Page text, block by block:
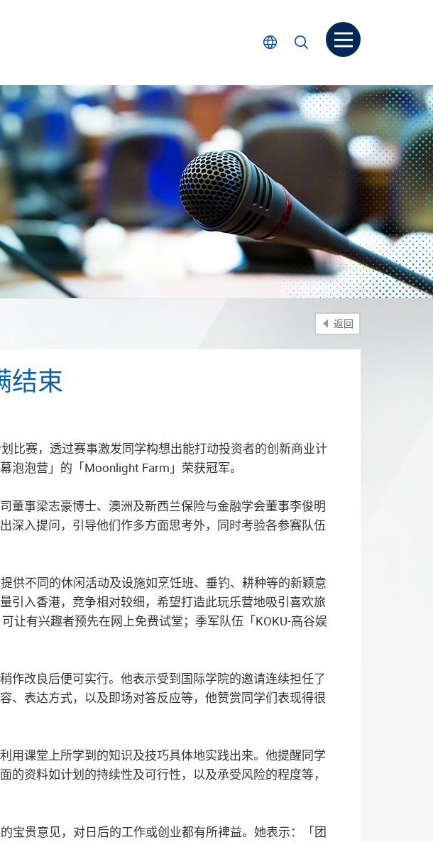
选择语言
搜索 打开菜单
返回
结束
比赛，透过赛事激发同学构想出能打动投资者的创新商业计
泡营」的「Moonlight Farm」荣获冠军。
董事梁志豪博士、澳洲及新西兰保险与金融学会董事李俊明
深入提问，引导他们作多方面思考外，同时考验各参赛队伍
供不同的休闲活动及设施如烹饪班、垂钓、耕种等的新颖意
引入香港，竞争相对较细，希望打造此玩乐营地吸引喜欢旅
让有兴趣者预先在网上免费试堂；季军队伍「KOKU-高谷娱
作改良后便可实行。他表示受到国际学院的邀请连续担任了
、表达方式，以及即场对答反应等，他赞赏同学们表现得很
用课堂上所学到的知识及技巧具体地实践出来。他提醒同学
资料如计划的持续性及可行性，以及承受风险的程度等，
宝贵意见，对日后的工作或创业都有所裨益。她表示：「团